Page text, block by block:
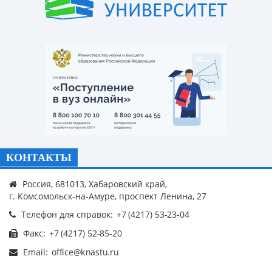
КОНТАКТЫ
Россия, 681013, Хабаровский край,
г. Комсомольск-на-Амуре, проспект Ленина, 27
Телефон для справок:
Факс:
Email: